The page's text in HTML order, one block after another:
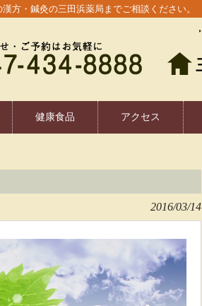
方・鍼灸の三田浜薬局までご相談ください。
健康食品 アクセス
2016/03/14